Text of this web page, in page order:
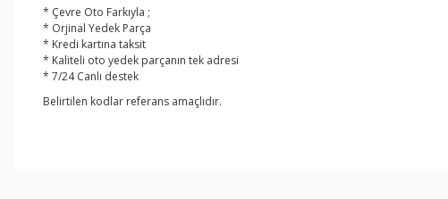
* Çevre Oto Farkıyla ;
* Orjinal Yedek Parça
* Kredi kartına taksit
* Kaliteli oto yedek parçanın tek adresi
* 7/24 Canlı destek
Belirtilen kodlar referans amaçlıdır.